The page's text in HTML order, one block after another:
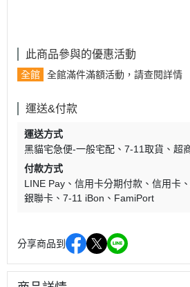
此商品參與的優惠活動
全館 全館滿件滿額活動，請查閱詳情
運送&付款
運送方式
黑貓宅急便-一般宅配
7-11取貨 超
付款方式
LINE Pay
信用卡分期付款 信用卡
銀聯卡
7-11 iBon FamiPort
分享商品到